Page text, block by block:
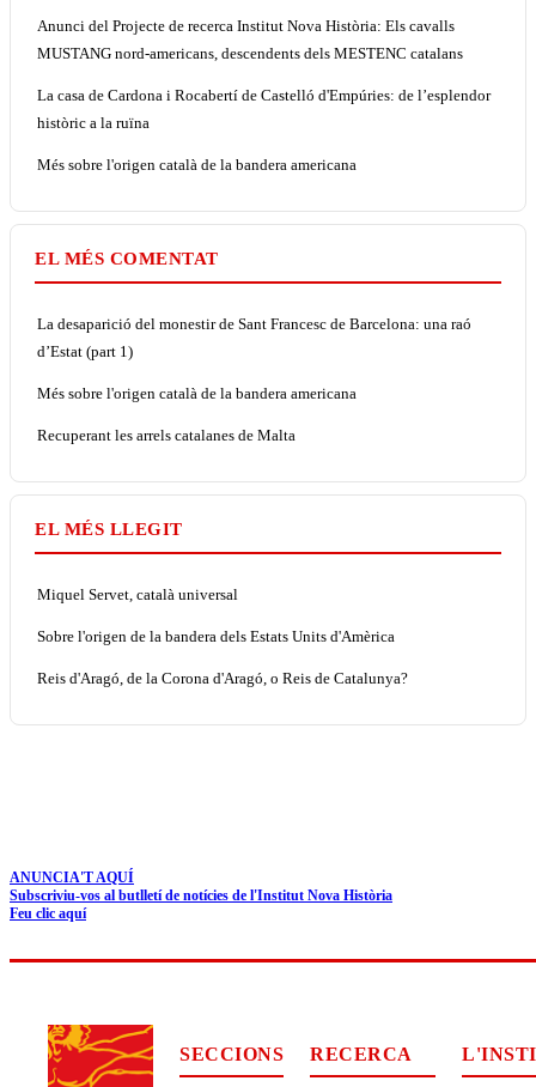
Anunci del Projecte de recerca Institut Nova Història: Els cavalls
MUSTANG nord-americans, descendents dels MESTENC catalans
La casa de Cardona i Rocabertí de Castelló d'Empúries: de l’esplendor
històric a la ruïna
Més sobre l'origen català de la bandera americana
EL MÉS COMENTAT
La desaparició del monestir de Sant Francesc de Barcelona: una raó
d’Estat (part 1)
Més sobre l'origen català de la bandera americana
Recuperant les arrels catalanes de Malta
EL MÉS LLEGIT
Miquel Servet, català universal
Sobre l'origen de la bandera dels Estats Units d'Amèrica
Reis d'Aragó, de la Corona d'Aragó, o Reis de Catalunya?
ANUNCIA'T AQUÍ
Subscriviu-vos al butlletí de notícies de l'Institut Nova Història
Feu clic aquí
SECCIONS RECERCA